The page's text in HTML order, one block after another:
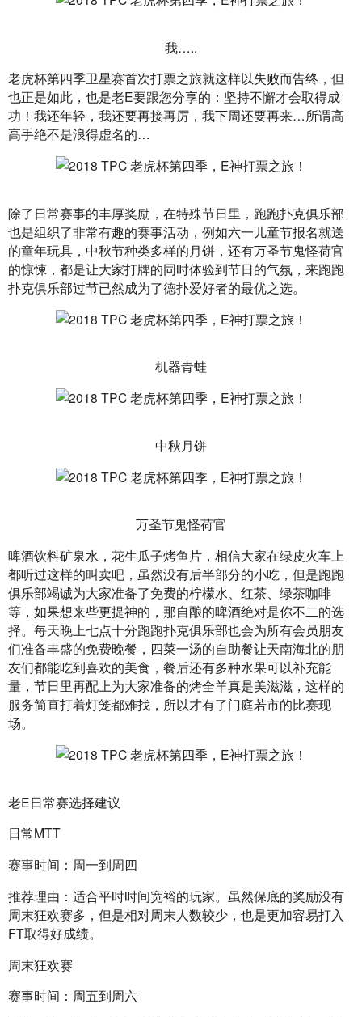
我…..
老虎杯第四季卫星赛首次打票之旅就这样以失败而告终，但
也正是如此，也是老E要跟您分享的：坚持不懈才会取得成
功！我还年轻，我还要再接再厉，我下周还要再来…所谓高
高手绝不是浪得虚名的…
除了日常赛事的丰厚奖励，在特殊节日里，跑跑扑克俱乐部
也是组织了非常有趣的赛事活动，例如六一儿童节报名就送
的童年玩具，中秋节种类多样的月饼，还有万圣节鬼怪荷官
的惊悚，都是让大家打牌的同时体验到节日的气氛，来跑跑
扑克俱乐部过节已然成为了德扑爱好者的最优之选。
机器青蛙
中秋月饼
万圣节鬼怪荷官
啤酒饮料矿泉水，花生瓜子烤鱼片，相信大家在绿皮火车上
都听过这样的叫卖吧，虽然没有后半部分的小吃，但是跑跑
俱乐部竭诚为大家准备了免费的柠檬水、红茶、绿茶咖啡
等，如果想来些更提神的，那自酿的啤酒绝对是你不二的选
择。每天晚上七点十分跑跑扑克俱乐部也会为所有会员朋友
们准备丰盛的免费晚餐，四菜一汤的自助餐让天南海北的朋
友们都能吃到喜欢的美食，餐后还有多种水果可以补充能
量，节日里再配上为大家准备的烤全羊真是美滋滋，这样的
服务简直打着灯笼都难找，所以才有了门庭若市的比赛现
场。
老E日常赛选择建议
日常MTT
赛事时间：周一到周四
推荐理由：适合平时时间宽裕的玩家。虽然保底的奖励没有
周末狂欢赛多，但是相对周末人数较少，也是更加容易打入
FT取得好成绩。
周末狂欢赛
赛事时间：周五到周六